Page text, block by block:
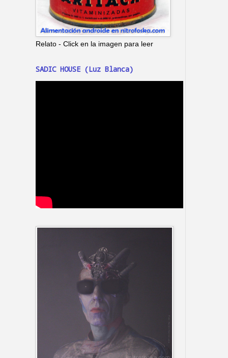
Relato - Click en la imagen para leer
SADIC HOUSE (Luz Blanca)